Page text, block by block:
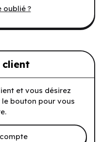
oublié ?
client
et vous désirez
le bouton pour vous